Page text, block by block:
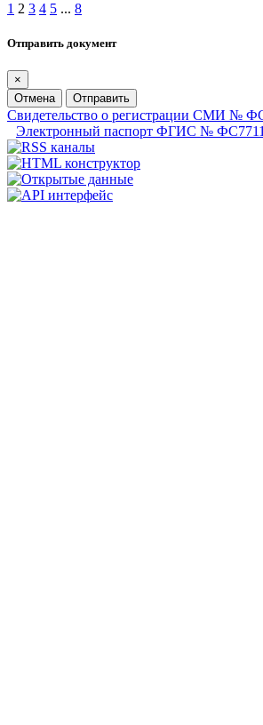
1 2 3 4 5 ... 8
Отправить документ
×
Отмена
Отправить
Свидетельство о регистрации СМИ №
Электронный паспорт ФГИС №